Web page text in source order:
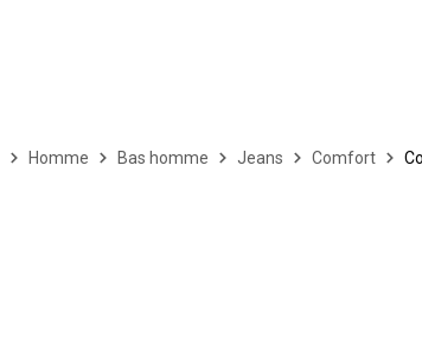
Homme Bas homme Jeans Comfort